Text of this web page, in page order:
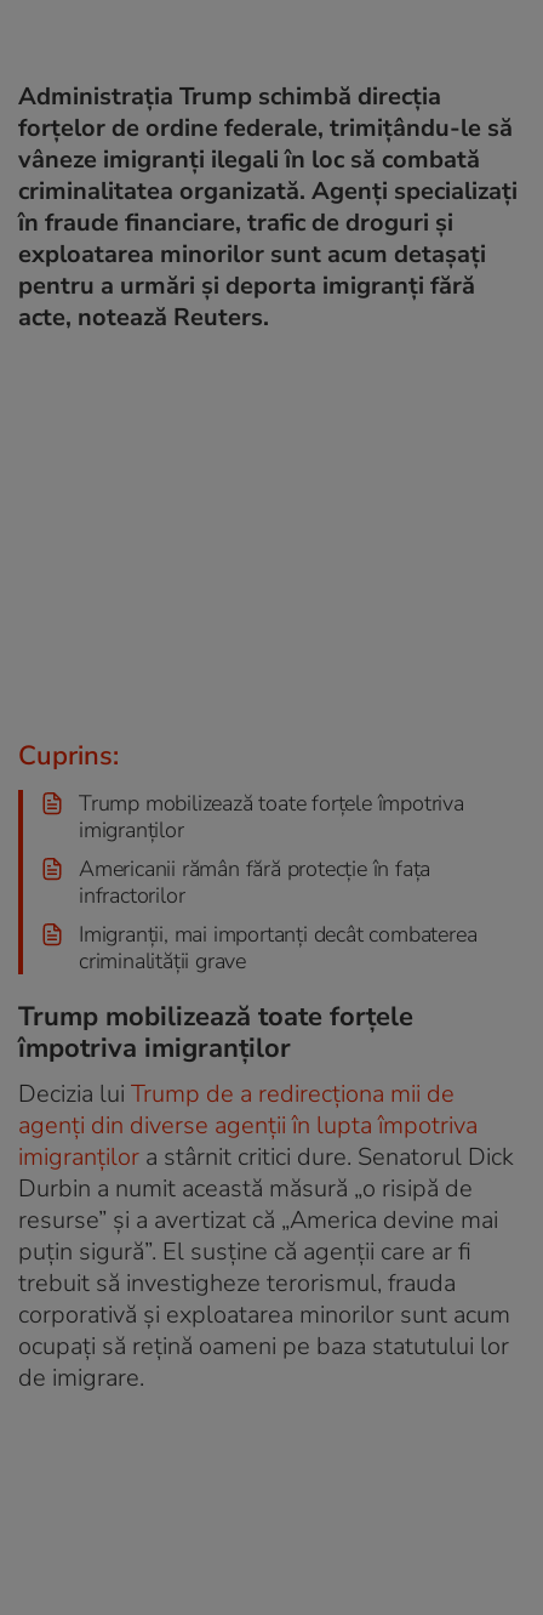
Administrația Trump schimbă direcția
forțelor de ordine federale, trimițându-le să
vâneze imigranți ilegali în loc să combată
criminalitatea organizată. Agenți specializați
în fraude financiare, trafic de droguri și
exploatarea minorilor sunt acum detașați
pentru a urmări și deporta imigranți fără
acte, notează Reuters.
Cuprins:
Trump mobilizează toate forțele împotriva
imigranților
Americanii rămân fără protecție în fața
infractorilor
Imigranții, mai importanți decât combaterea
criminalității grave
Trump mobilizează toate forțele
împotriva imigranților
Decizia lui Trump de a redirecționa mii de
agenți din diverse agenții în lupta împotriva
imigranților a stârnit critici dure. Senatorul Dick
Durbin a numit această măsură „o risipă de
resurse” și a avertizat că „America devine mai
puțin sigură”. El susține că agenții care ar fi
trebuit să investigheze terorismul, frauda
corporativă și exploatarea minorilor sunt acum
ocupați să rețină oameni pe baza statutului lor
de imigrare.